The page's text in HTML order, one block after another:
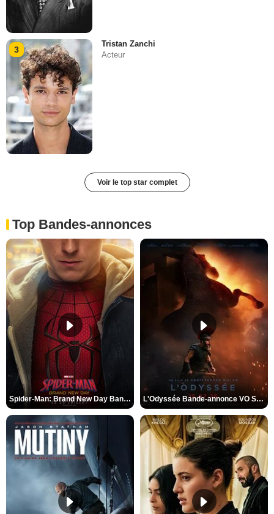
3
Tristan Zanchi
Acteur
Voir le top star complet
Top Bandes-annonces
Spider-Man: Brand New Day Bande-annonce VO STFR L'Odyssée Bande-annonce VO STFR